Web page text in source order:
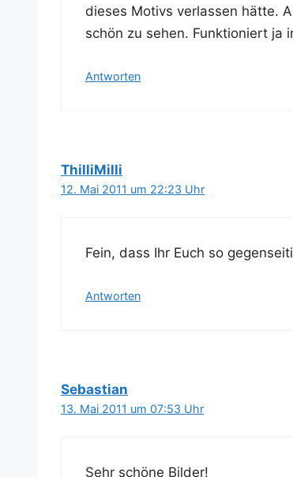
die­ses Motivs ver­las­sen hät­te.
schön zu sehen. Funk­tio­niert ja
Antworten
ThilliMilli
12. Mai 2011 um 22:23 Uhr
Fein, dass Ihr Euch so
Antworten
Sebastian
13. Mai 2011 um 07:53 Uhr
Sehr schö­ne Bilder!